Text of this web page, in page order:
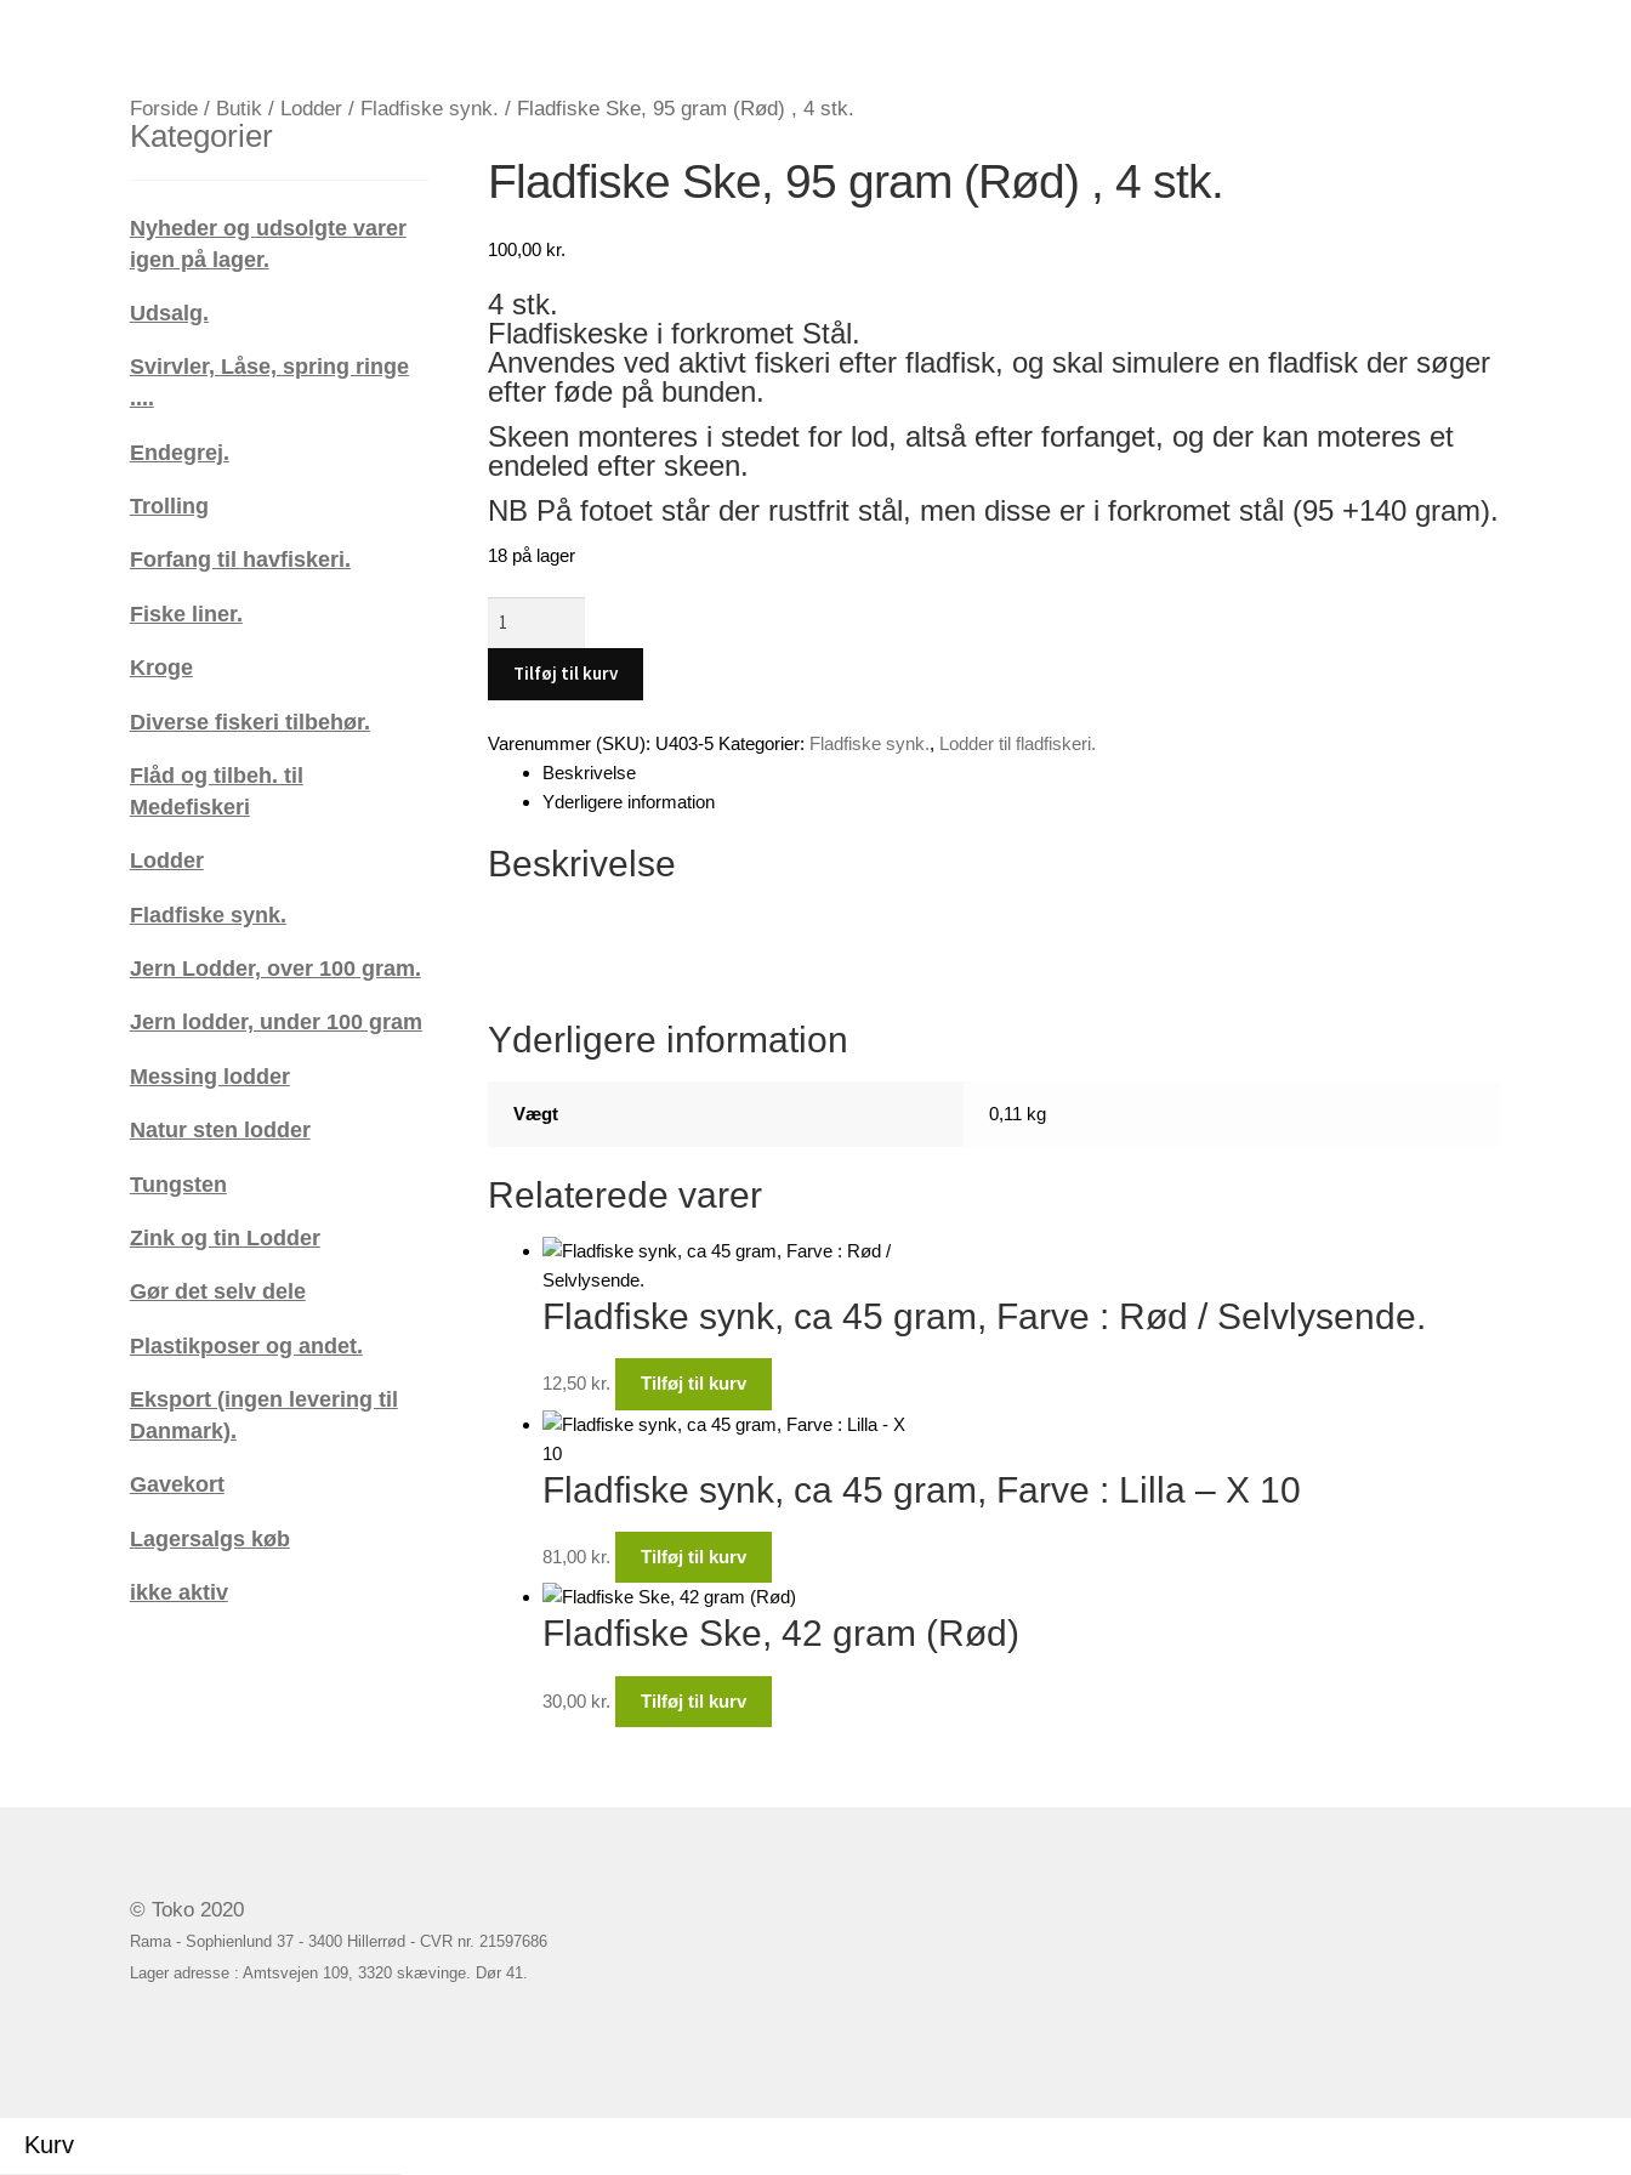
Forside/ Butik / Lodder/ Fladfiske synk. / Fladfiske Ske, 95 gram (Rød) , 4 stk.
Fladfiske Ske, 95 gram (Rød) , 4 stk.
100,00 kr.
4 stk.
Fladfiskeske i forkromet Stål.
Anvendes ved aktivt fiskeri efter fladfisk, og skal simulere en fladfisk der søger
efter føde på bunden.
Skeen monteres i stedet for lod, altså efter forfanget, og der kan moteres et
endeled efter skeen.
NB På fotoet står der rustfrit stål, men disse er i forkromet stål (95 +140 gram).
18 på lager
gram
Tilføj til kurv
Varenummer (SKU): U403-5 Kategorier: Fladfiske synk., Lodder til fladfiskeri.
Beskrivelse
Yderligere information
Beskrivelse
Yderligere information
Vægt 0,11 kg
Relaterede varer
Fladfiske synk, ca 45 gram, Farve : Rød / Selvlysende.
12,50 kr. Tilføj til kurv
Fladfiske synk, ca 45 gram, Farve : Lilla – X 10
81,00 kr. Tilføj til kurv
Fladfiske Ske, 42 gram (Rød)
30,00 kr. Tilføj til kurv
Kategorier
Nyheder og udsolgte varer
igen på lager.
Udsalg.
Svirvler, Låse, spring ringe
....
Endegrej.
Trolling
Forfang til havfiskeri.
Fiske liner.
Kroge
Diverse fiskeri tilbehør.
Flåd og tilbeh. til
Medefiskeri
Lodder
Fladfiske synk.
Jern Lodder, over 100 gram.
Jern lodder, under 100 gram
Messing lodder
Natur sten lodder
Tungsten
Zink og tin Lodder
Gør det selv dele
Plastikposer og andet.
Eksport (ingen levering til
Danmark).
Gavekort
Lagersalgs køb
ikke aktiv
© Toko 2020
Rama - Sophienlund 37 - 3400 Hillerrød - CVR nr. 21597686
Lager adresse : Amtsvejen 109, 3320 skævinge. Dør 41.
Kurv